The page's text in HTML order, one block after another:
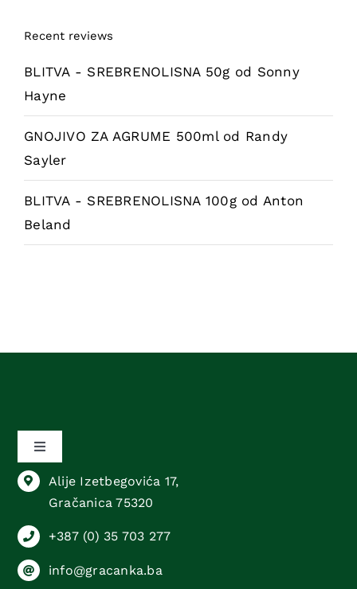
Recent reviews
BLITVA - SREBRENOLISNA 50g od Sonny
Hayne
GNOJIVO ZA AGRUME 500ml od Randy
Sayler
BLITVA - SREBRENOLISNA 100g od Anton
Beland
Toggle
Navigation
Sektor animalne proizvodnje
Sektor biljne proizvodnje
Alije Izetbegovića 17,
Gračanica 75320
+387 (0) 35 703 277
info@gracanka.ba